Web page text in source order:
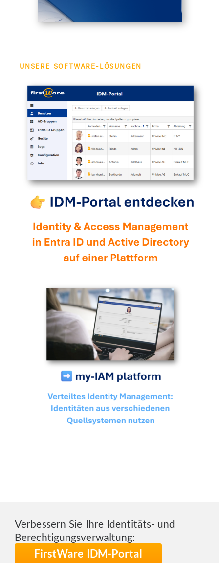
UNSERE SOFTWARE-LÖSUNGEN
Verbessern Sie Ihre Identitäts- und
Berechtigungsverwaltung:
FirstWare IDM-Portal